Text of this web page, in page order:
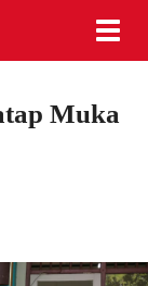
Muka